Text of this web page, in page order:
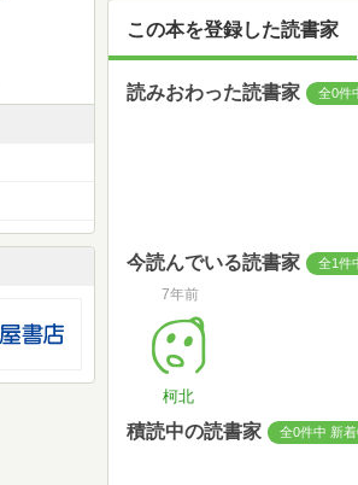
この本を登録した読書家
読みおわった読書家 全0件
今読んでいる読書家 全1件
7年前
柯北
積読中の読書家 全0件中 新